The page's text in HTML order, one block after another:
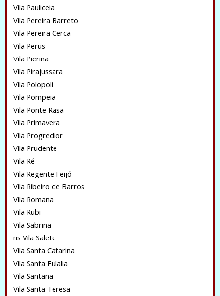
Vila Pauliceia
Vila Pereira Barreto
Vila Pereira Cerca
Vila Perus
Vila Pierina
Vila Pirajussara
Vila Polopoli
Vila Pompeia
Vila Ponte Rasa
Vila Primavera
Vila Progredior
Vila Prudente
Vila Ré
Vila Regente Feijó
Vila Ribeiro de Barros
Vila Romana
Vila Rubi
Vila Sabrina
ns Vila Salete
Vila Santa Catarina
Vila Santa Eulalia
Vila Santana
Vila Santa Teresa